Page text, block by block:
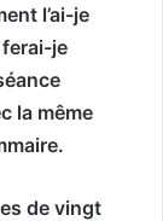
l’ai-je
je
la même
de vingt